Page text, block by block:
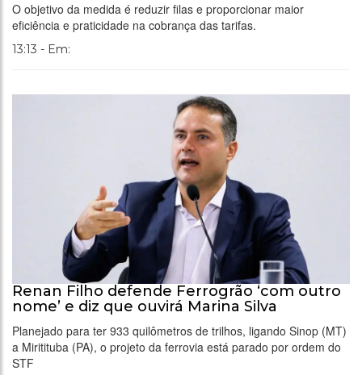
O objetivo da medida é reduzir filas e proporcionar maior
eficiência e praticidade na cobrança das tarifas.
13:13 - Em:
Renan Filho defende Ferrogrão ‘com outro
nome’ e diz que ouvirá Marina Silva
Planejado para ter 933 quilômetros de trilhos, ligando Sinop (MT)
a Miritituba (PA), o projeto da ferrovia está parado por ordem do
STF